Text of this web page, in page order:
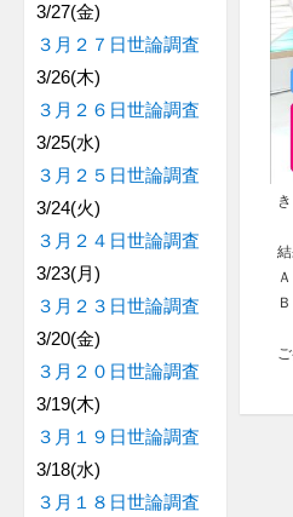
3/27(金)
３月２７日世論調査
3/26(木)
３月２６日世論調査
3/25(水)
３月２５日世論調査
3/24(火)
３月２４日世論調査
3/23(月)
３月２３日世論調査
3/20(金)
３月２０日世論調査
3/19(木)
３月１９日世論調査
3/18(水)
３月１８日世論調査